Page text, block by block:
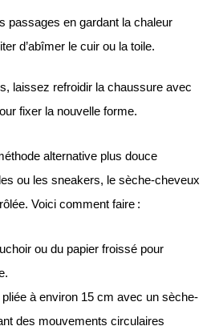
passages en gardant la chaleur
d’abîmer le cuir ou la toile.
laissez refroidir la chaussure avec
fixer la nouvelle forme.
alternative plus douce
ou les sneakers, le sèche-cheveux
Voici comment faire :
ou du papier froissé pour
à environ 15 cm avec un sèche-
des mouvements circulaires